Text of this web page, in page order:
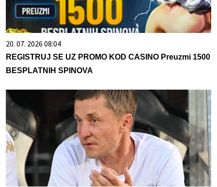
20. 07. 2026 08:04
REGISTRUJ SE UZ PROMO KOD CASINO Preuzmi 1500
BESPLATNIH SPINOVA